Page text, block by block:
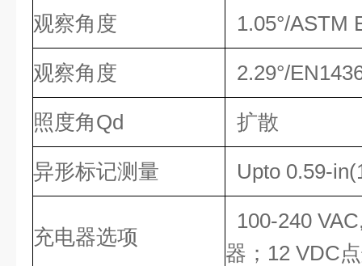
观察角度 1.05°/ASTM
观察角度 2.29°/
照度角Qd 扩散
异形标记测量 Upto 0.59-
充电器选项
100-240
器；12 VDC